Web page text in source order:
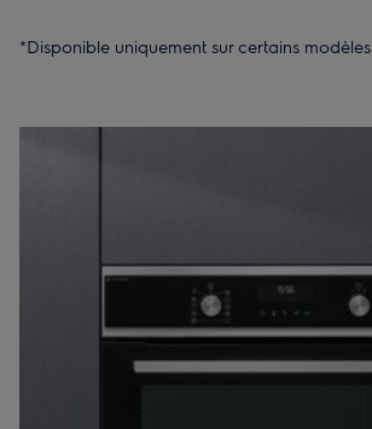
*Disponible uniquement sur certains modèles